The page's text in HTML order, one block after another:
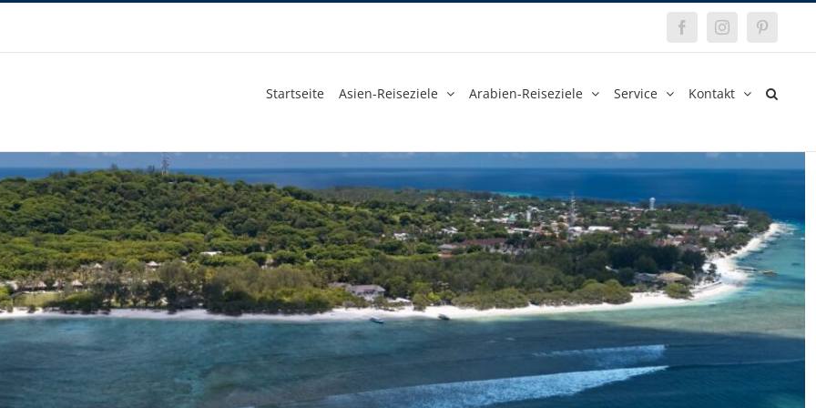
FacebookInstagramPinterest
Startseite Asien-Reiseziele Arabien-Reiseziele Service Kontakt